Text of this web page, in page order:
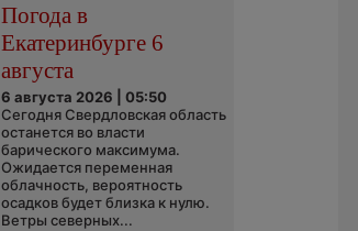
Погода в
Екатеринбурге 6
августа
6 августа 2026 | 05:50
Сегодня Свердловская область
останется во власти
барического максимума.
Ожидается переменная
облачность, вероятность
осадков будет близка к нулю.
Ветры северных...